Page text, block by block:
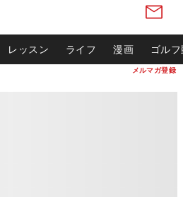
メルマガ登録
レッスン ライフ 漫画 ゴル